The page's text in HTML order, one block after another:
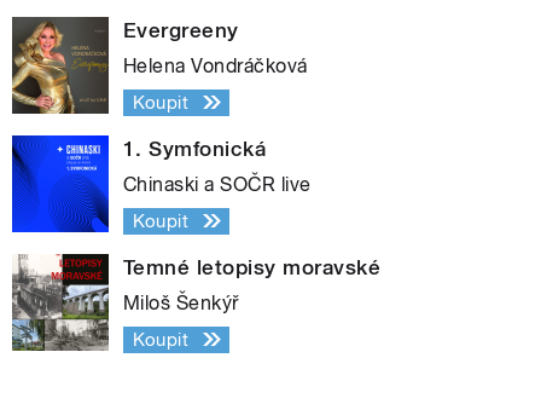
Evergreeny
Helena Vondráčková
Koupit
1. Symfonická
Chinaski a SOČR live
Koupit
Temné letopisy moravské
Miloš Šenkýř
Koupit